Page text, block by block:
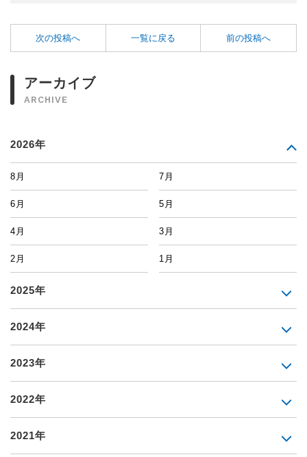
次の投稿へ 一覧に戻る 前の投稿へ
アーカイブ
ARCHIVE
2026年
8月 7月
6月 5月
4月 3月
2月 1月
2025年
2024年
2023年
2022年
2021年